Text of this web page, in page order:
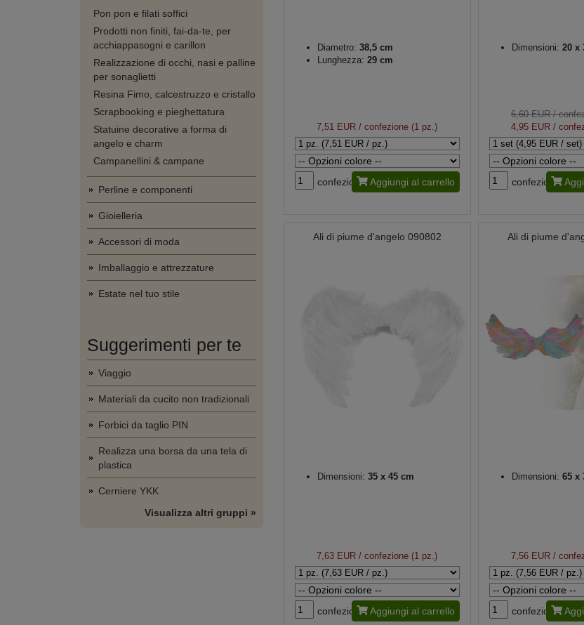
Pon pon e filati soffici
Prodotti non finiti, fai-da-te, per
acchiappasogni e carillon
Realizzazione di occhi, nasi e palline
per sonaglietti
Resina Fimo, calcestruzzo e cristallo
Scrapbooking e pieghettatura
Statuine decorative a forma di
angelo e charm
Campanellini & campane
Perline e componenti
Gioielleria
Accessori di moda
Imballaggio e attrezzature
Estate nel tuo stile
Suggerimenti per te
Viaggio
Materiali da cucito non tradizionali
Forbici da taglio PIN
Realizza una borsa da una tela di
plastica
Cerniere YKK
Visualizza altri gruppi »
Diametro: 38,5 cm
Lunghezza: 29 cm
7,51 EUR / confezione (1 pz.)
confezione Aggiungi al carrello
Dimensioni: 20 x
6,60 EUR/
4,95 EUR /
confezione
Ali di piume d'angelo 090802
Dimensioni: 35 x 45 cm
7,63 EUR / confezione (1 pz.)
confezione Aggiungi al carrello
Ali di piume
Dimensioni: 65 x
7,56 EUR /
confezione